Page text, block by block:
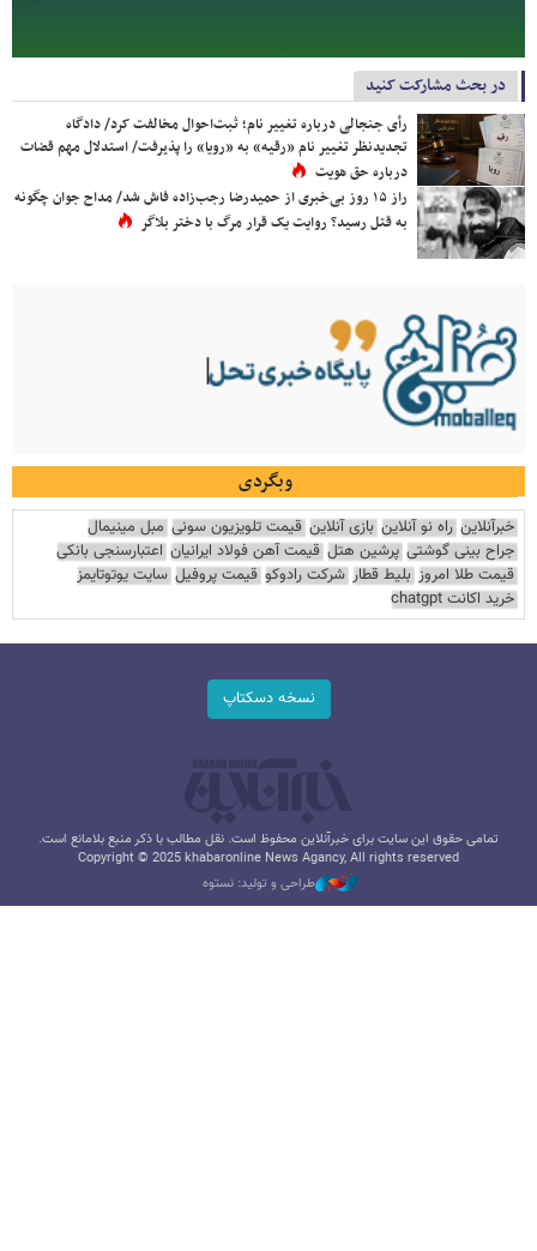
در بحث مشارکت کنید
رأی جنجالی درباره تغییر نام؛ ثبت‌احوال مخالفت کرد/ دادگاه
تجدیدنظر تغییر نام «رقیه» به «رویا» را پذیرفت/ استدلال مهم قضات
درباره حق هویت
راز ۱۵ روز بی‌خبری از حمیدرضا رجب‌زاده فاش شد/ مداح جوان چگونه
به قتل رسید؟ روایت یک قرار مرگ با دختر بلاگر
وبگردی
خبرآنلاین راه نو آنلاین بازی آنلاین قیمت تلویزیون سونی مبل مینیمال
جراح بینی گوشتی پرشین هتل قیمت آهن فولاد ایرانیان اعتبارسنجی بانکی
قیمت طلا امروز بلیط قطار شرکت رادوکو قیمت پروفیل سایت یوتوتایمز
خرید اکانت chatgpt
نسخه دسکتاپ
تمامی حقوق این سایت برای خبرآنلاین محفوظ است. نقل مطالب با ذکر منبع بلامانع است.
Copyright © 2025 khabaronline News Agancy, All rights reserved
طراحی و تولید: نستوه